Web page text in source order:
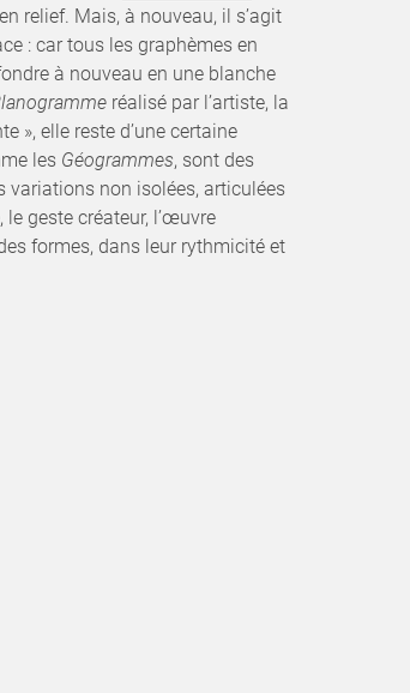
relief. Mais, à nouveau, il s’agit
: car tous les graphèmes en
à nouveau en une blanche
réalisé par l’artiste, la
», elle reste d’une certaine
les Géogrammes, sont des
non isolées, articulées
le geste créateur, l’œuvre
formes, dans leur rythmicité et